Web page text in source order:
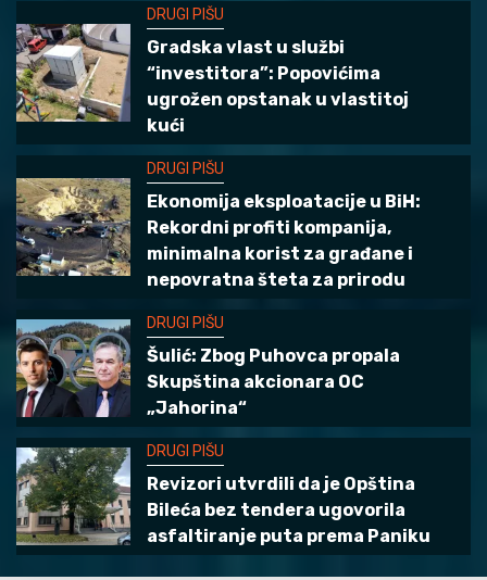
građane i nepovratna šteta za prirodu
4
DRUGI PIŠU
Šulić: Zbog Puhovca propala Skupština
akcionara OC „Jahorina“
5
DRUGI PIŠU
Revizori utvrdili da je Opština Bileća bez
tendera ugovorila asfaltiranje puta
prema Paniku
DRUGI PIŠU
Gradska vlast u službi
“investitora”: Popovićima
ugrožen opstanak u vlastitoj
kući
DRUGI PIŠU
Ekonomija eksploatacije u BiH:
Rekordni profiti kompanija,
minimalna korist za građane i
nepovratna šteta za prirodu
DRUGI PIŠU
Šulić: Zbog Puhovca propala
Skupština akcionara OC
„Jahorina“
DRUGI PIŠU
Revizori utvrdili da je Opština
Bileća bez tendera ugovorila
asfaltiranje puta prema Paniku